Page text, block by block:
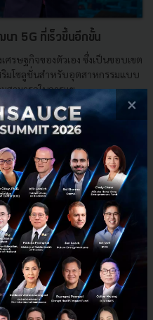
า 5G ที่เร็วขึ้นอีกขั้น
รษฐกิจของตัวเอง ซึ่งเป็นขอบเขต
สริมโซลูชั่นสำหรับอุตสาหกรรมแบบ
สามารถในการแข...
Forum
5375
9500
×